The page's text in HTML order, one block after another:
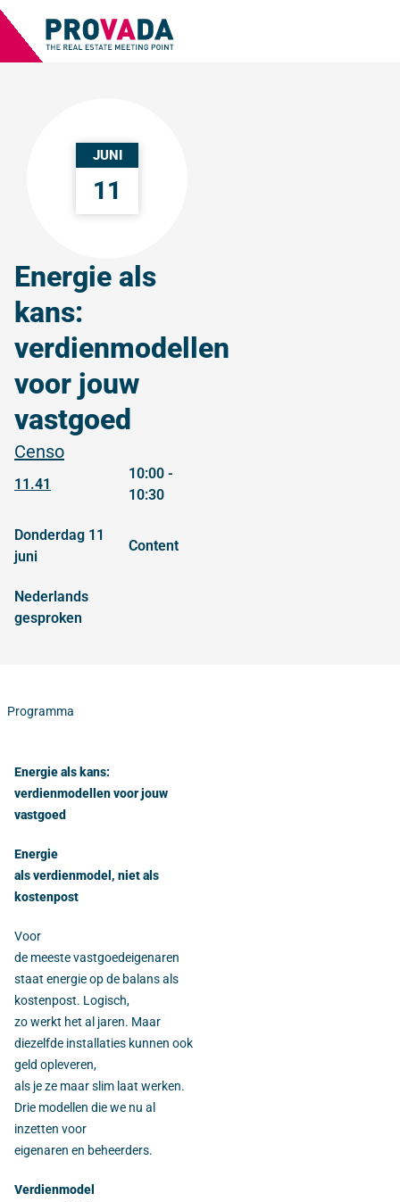
JUNI
11
Energie als
kans:
verdienmodellen
voor jouw
vastgoed
Censo
11.41
10:00 -
10:30
donderdag 11
juni
content
Nederlands
gesproken
Programma
Energie als kans:
verdienmodellen voor jouw
vastgoed
Energie
als verdienmodel, niet als
kostenpost
Voor
de meeste vastgoedeigenaren
staat energie op de balans als
kostenpost. Logisch,
zo werkt het al jaren. Maar
diezelfde installaties kunnen ook
geld opleveren,
als je ze maar slim laat werken.
Drie modellen die we nu al
inzetten voor
eigenaren en beheerders.
Verdienmodel